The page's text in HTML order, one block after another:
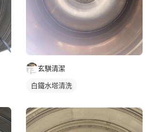
玄騏清潔
白鐵水塔清洗